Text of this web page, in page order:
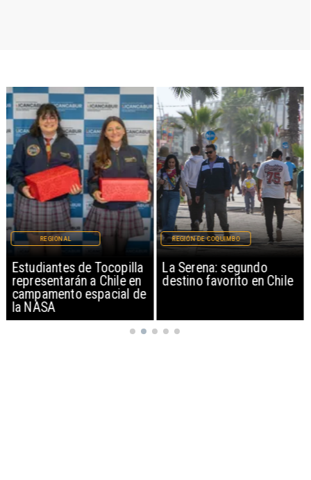
Estudiantes de Tocopilla
representarán a Chile en
campamento espacial de
la NASA
REGIONAL
La Serena: segundo
destino favorito en Chile
REGIÓN DE COQUIMBO